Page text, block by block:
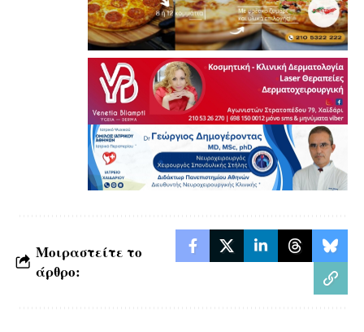
Μοιραστείτε το
άρθρο: